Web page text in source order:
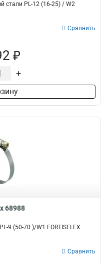
стали PL-12 (16-25) / W2
Сравнить
₽
+
68988
9 (50-70 )/W1 FORTISFLEX
Сравнить